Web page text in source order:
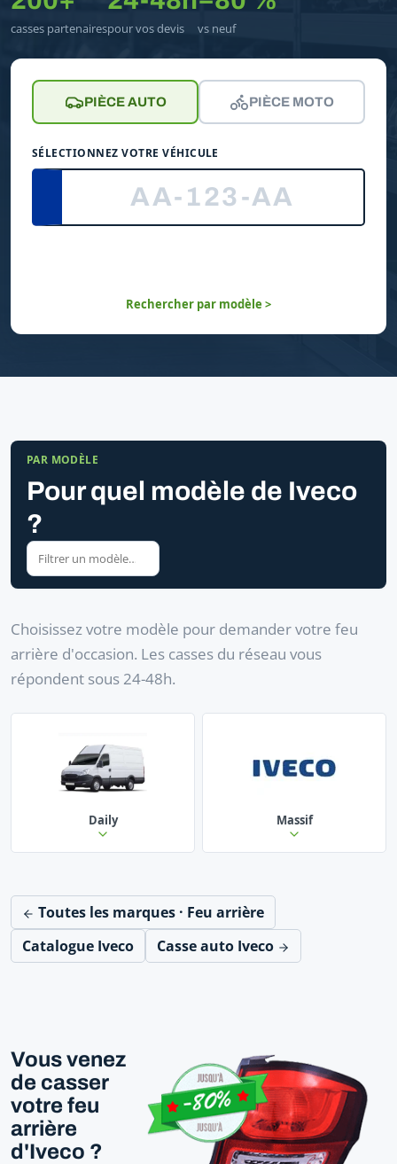
casses partenairespour vos devis vs neuf
PIÈCE AUTO PIÈCE MOTO
SÉLECTIONNEZ VOTRE VÉHICULE
Rechercher par modèle >
PAR MODÈLE
Pour quel modèle de Iveco
?
Choisissez votre modèle pour demander votre feu
arrière d'occasion. Les casses du réseau vous
répondent sous 24-48h.
Daily Massif
Toutes les marques · Feu arrière
Catalogue Iveco
Casse auto Iveco
Vous venez
de casser
votre feu
arrière
d'Iveco ?